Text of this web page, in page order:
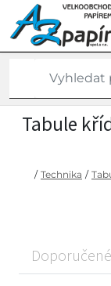
Tabule
/ Technika /
Doporučené